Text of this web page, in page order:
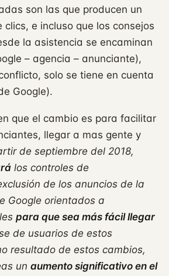
son las que producen un
clics, e incluso que los consejos
la asistencia se encaminan
– agencia – anunciante),
solo se tiene en cuenta
Google).
que el cambio es para facilitar
llegar a mas gente y
de septiembre del 2018,
los controles de
de los anuncios de la
Google orientados a
para que sea más fácil llegar
de usuarios de estos
resultado de estos cambios,
un aumento significativo en el